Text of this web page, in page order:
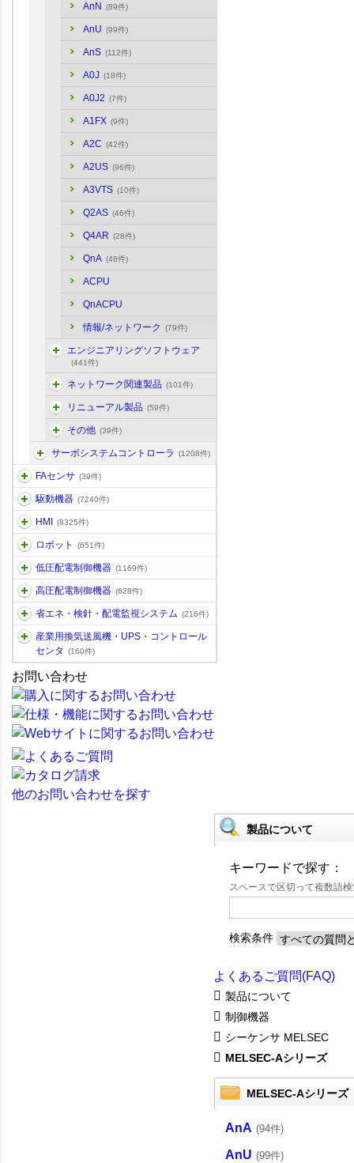
AnN (89件)
AnU (99件)
AnS (112件)
A0J (18件)
A0J2 (7件)
A1FX (9件)
A2C (42件)
A2US (96件)
A3VTS (10件)
Q2AS (46件)
Q4AR (28件)
QnA (48件)
ACPU
QnACPU
情報/ネットワーク (79件)
エンジニアリングソフトウェア
(441件)
ネットワーク関連製品 (101件)
リニューアル製品 (59件)
その他 (39件)
サーボシステムコントローラ (1208件)
FAセンサ (39件)
駆動機器 (7240件)
HMI (8325件)
ロボット (651件)
低圧配電制御機器 (1169件)
高圧配電制御機器 (628件)
省エネ・検針・配電監視システム (216件)
産業用換気送風機・UPS・コントロール
センタ
(160件)
お問い合わせ
他のお問い合わせを探す
製品について
キーワードで探す：
スペースで区切って複数語
検索条件
よくあるご質問(FAQ)
製品について
制御機器
シーケンサ MELSEC
MELSEC-Aシリーズ
MELSEC-Aシリーズ
AnA (94件)
AnU (99件)